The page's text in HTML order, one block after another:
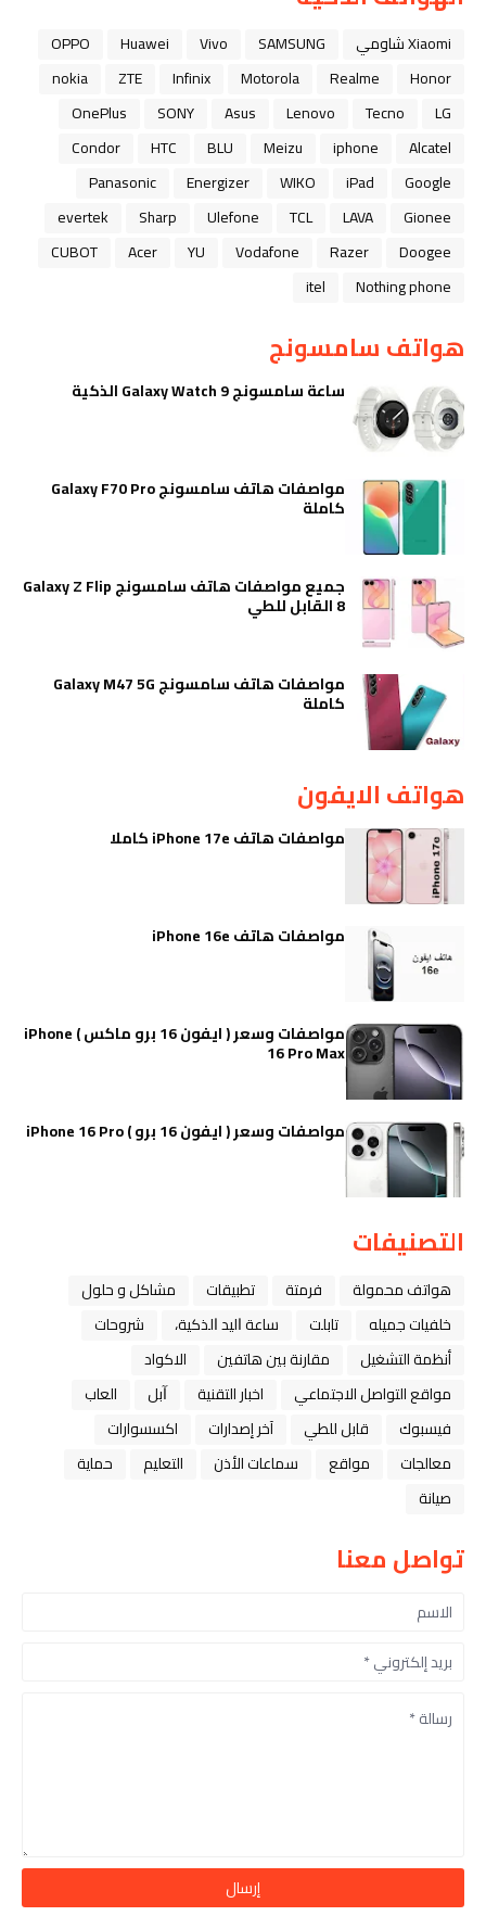
Xiaomi شاومي SAMSUNG
Vivo
Huawei
OPPO
Honor
Realme
Motorola
Infinix
ZTE
nokia
LG
Tecno
Lenovo
Asus
SONY
OnePlus
Alcatel
iphone
Meizu
BLU
HTC
Condor
Google
iPad
WIKO
Energizer
Panasonic
Gionee
LAVA
TCL
Ulefone
Sharp
evertek
Doogee
Razer
Vodafone
YU
Acer
CUBOT
Nothing phone
itel
هواتف سامسونج
ساعة سامسونج Galaxy Watch 9 الذكية
مواصفات هاتف سامسونج Galaxy F70 Pro
كاملة
جميع مواصفات هاتف سامسونج Galaxy Z Flip
8 القابل للطي
مواصفات هاتف سامسونج Galaxy M47 5G
كاملة
هواتف الايفون
مواصفات هاتف iPhone 17e كاملا
مواصفات هاتف iPhone 16e
مواصفات وسعر ( ايفون 16 برو ماكس ) iPhone
16 Pro Max
مواصفات وسعر ( ايفون 16 برو ) iPhone 16 Pro
التصنيفات
هواتف محمولة فرمتة تطبيقات
مشاكل و حلول
خلفيات جميله
تابلت ﺳﺎﻋﺔ ﺍﻟﻴﺪ ﺍﻟﺬﻛﻴﺔ،
شروحات
أنظمة التشغيل
مقارنة بين هاتفين
الاكواد
مواقع التواصل الاجتماعي
اخبار التقنية ﺁﺑﻞ
العاب
فيسبوك
قابل للطي آخر إصدارات
اكسسوارات
معالجات
مواقع سماعات الأذن التعليم
حماية
صيانة
تواصل معنا